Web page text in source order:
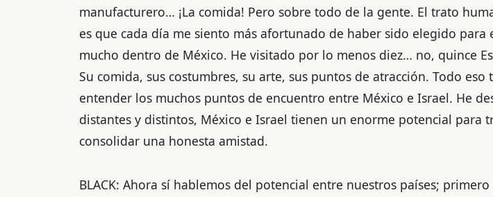
manufacturero… ¡La comida! Pero sobre todo de la gente. El trato
es que cada día me siento más afortunado de haber sido elegido
mucho dentro de México. He visitado por lo menos diez… no, quince
Su comida, sus costumbres, su arte, sus puntos de atracción. Todo
entender los muchos puntos de encuentro entre México e Israel. He
distantes y distintos, México e Israel tienen un enorme potencial para
consolidar una honesta amistad.
BLACK: Ahora sí hablemos del potencial entre nuestros países;